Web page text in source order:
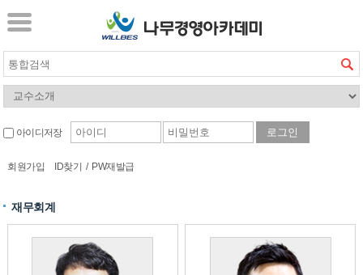
아이디저장
회원가입 ID찾기 / PW재발급
재무회계